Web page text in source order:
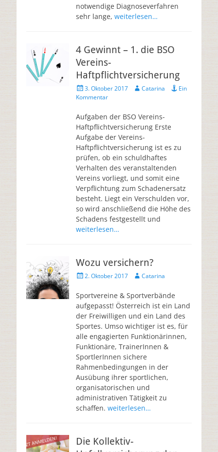
notwendige Diagnoseverfahren
sehr lange, weiterlesen…
4 Gewinnt – 1. die BSO
Vereins-
Haftpflichtversicherung
3. Oktober 2017 Catarina
Ein
Kommentar
Aufgaben der BSO Vereins-
Haftpflichtversicherung Erste
Aufgabe der Vereins-
Haftpflichtversicherung ist es zu
prüfen, ob ein schuldhaftes
Verhalten des veranstaltenden
Vereins vorliegt, und somit eine
Verpflichtung zum Schadenersatz
besteht. Liegt ein Verschulden vor,
so wird anschließend die Höhe des
Schadens festgestellt und
weiterlesen…
Wozu versichern?
2. Oktober 2017 Catarina
Sportvereine & Sportverbände
aufgepasst! Österreich ist ein Land
der Freiwilligen und ein Land des
Sportes. Umso wichtiger ist es, für
alle engagierten Funktionärinnen,
Funktionäre, TrainerInnen &
SportlerInnen sichere
Rahmenbedingungen in der
Ausübung ihrer sportlichen,
organisatorischen und
administrativen Tätigkeit zu
schaffen. weiterlesen…
Die Kollektiv-